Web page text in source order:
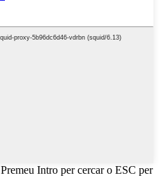
Premeu Intro per cercar o ESC per